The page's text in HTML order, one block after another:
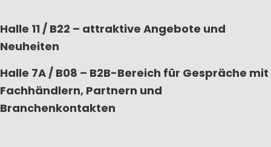
Halle 11 / B22 – attraktive Angebote und
Neuheiten
Halle 7A / B08 – B2B-Bereich für Gespräche mit
Fachhändlern, Partnern und
Branchenkontakten